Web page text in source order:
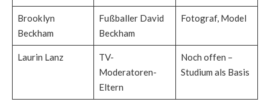
Brooklyn
Beckham
Fußballer David
Beckham
Fotograf, Model
Laurin Lanz
TV-
Moderatoren-
Eltern
Noch offen –
Studium als Basis